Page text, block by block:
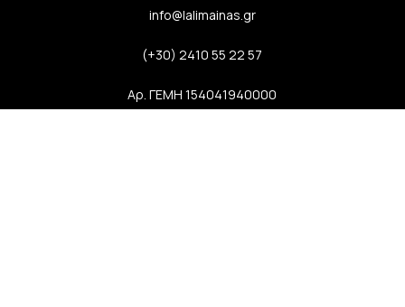
info@lalimainas.gr
(+30) 2410 55 22 57
Αρ. ΓΕΜΗ 154041940000